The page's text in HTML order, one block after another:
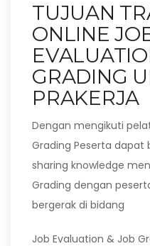
TUJUAN
ONLINE
GRADING
PRAKERJA
Dengan mengikuti
Grading Peserta
sharing knowledge
Grading dengan
bergerak di bidang
Job Evaluation & Job